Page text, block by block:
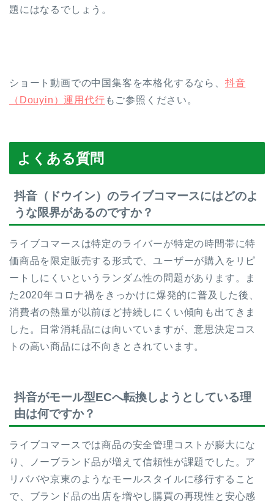
題にはなるでしょう。
ショート動画での中国集客を本格化するなら、 抖音
（Douyin）運用代行 もご参照ください。
よくある質問
抖音（ドウイン）のライブコマースにはどのよ
うな限界があるのですか？
ライブコマースは特定のライバーが特定の時間帯に特
価商品を限定販売する形式で、ユーザーが購入をリピ
ートしにくいというランダム性の問題があります。ま
た2020年コロナ禍をきっかけに爆発的に普及した後、
消費者の熱量が以前ほど持続しにくい傾向も出てきま
した。日常消耗品には向いていますが、意思決定コス
トの高い商品には不向きとされています。
抖音がモール型ECへ転換しようとしている理
由は何ですか？
ライブコマースでは商品の安全管理コストが膨大にな
り、ノーブランド品が増えて信頼性が課題でした。ア
リババや京東のようなモールスタイルに移行すること
で、ブランド品の出店を増やし購買の再現性と安心感